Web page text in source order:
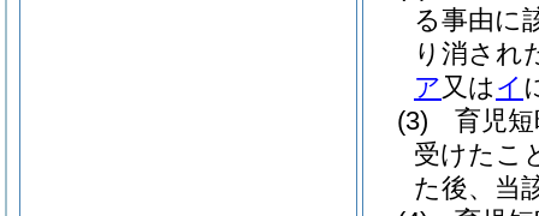
る事由に
り消され
ア 又は イ
(3)
育児
受けたこ
た後、当